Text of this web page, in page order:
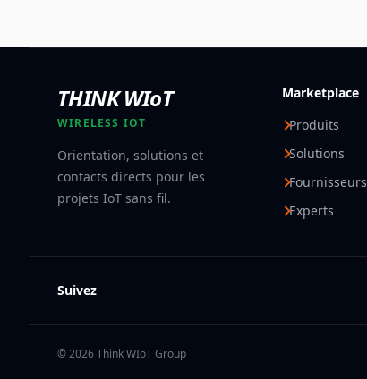
THINK WIoT
WIRELESS IOT
Orientation, solutions et
contacts directs pour les
projets IoT sans fil.
Marketplace
Produits
Solutions
Fournisseurs
Experts
Suivez
© 2026 Think WIoT Group